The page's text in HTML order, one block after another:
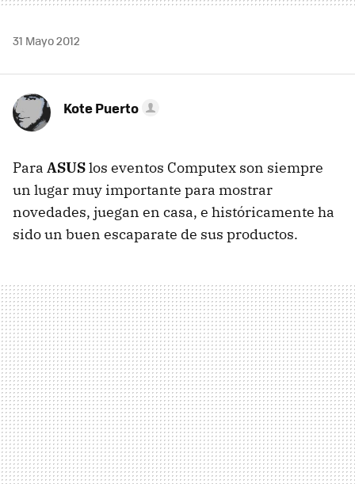
31 Mayo 2012
Kote Puerto
Para ASUSlos eventos Computex son siempre
un lugar muy importante para mostrar
novedades, juegan en casa, e históricamente ha
sido un buen escaparate de sus productos.